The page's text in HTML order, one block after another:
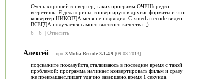
Очень хороший конвертер, таких программ ОЧЕНЬ редко
встретишь. Я делаю рипы, конвертирую в другие форматы и этот
конвертер НИКОГДА меня не подводил. С xmedia recode видео
ВСЕГДА получается самого высокого качества. ;)
6
| 6 | Ответить
Алексей про XMedia Recode 3.1.4.9[09-03-2013]
подскажите пожалуйста,сталкиваюсь в последнее время с такой
проблемой: программа начинает конвертировать фильм и сразу
же прекращает,пишет удачно завершено,время 1 секунда.